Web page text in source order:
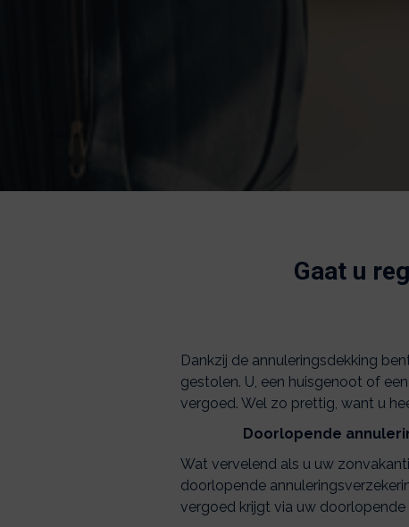
Gaat u
Dankzij de annuleringsdekking
gestolen. U, een huisgenoot of
vergoed. Wel zo prettig, want u
Doorlopende
Wat vervelend als u uw
doorlopende
vergoed krijgt via uw doorlopende